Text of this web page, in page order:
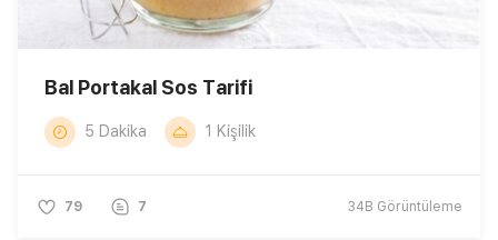
Bal Portakal Sos Tarifi
5 Dakika 1 Kişilik
79 7 34B Görüntüleme